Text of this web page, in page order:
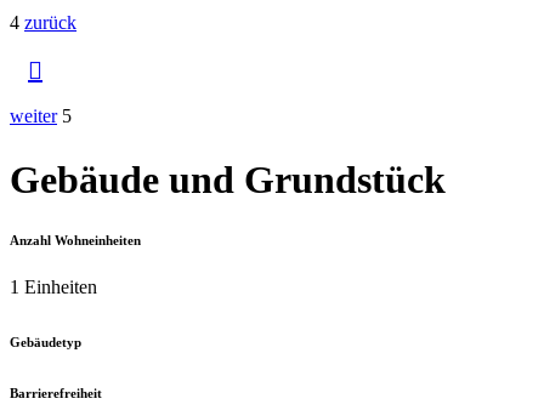
4 zurück

weiter 5
Gebäude und Grundstück
Anzahl Wohneinheiten
1 Einheiten
Gebäudetyp
Barrierefreiheit